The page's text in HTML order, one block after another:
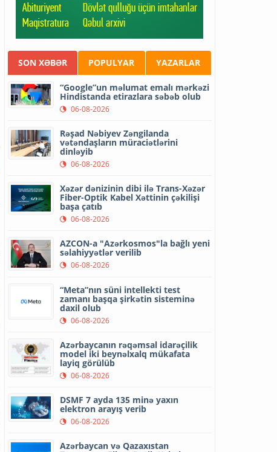
SON XƏBƏR POPULYAR YAZARLAR
“Google”un məlumat emalı mərkəzi
Hindistanda etirazlara səbəb olub
06-08-2026
Rəşad Nəbiyev Zəngilanda
vətəndaşların müraciətlərini
dinləyib
06-08-2026
Xəzər dənizinin dibi ilə Trans-Xəzər
Fiber-Optik Kabel Xəttinin çəkilişi
başa çatıb
06-08-2026
AZCON-a "Azərkosmos"la bağlı yeni
səlahiyyətlər verilib
06-08-2026
“Meta”nın süni intellekti test
zamanı başqa şirkətin sisteminə
daxil olub
06-08-2026
Azərbaycanın rəqəmsal idarəçilik
model iki beynəlxalq mükafata
layiq görülüb
06-08-2026
DSMF 7 ayda 135 minə yaxın
elektron arayış verib
06-08-2026
Azərbaycan və Qazaxıstan